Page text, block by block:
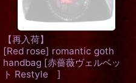
【再入荷】
[Red rose] romantic goth
handbag [赤薔薇ヴェルベッ
ト Restyle ]